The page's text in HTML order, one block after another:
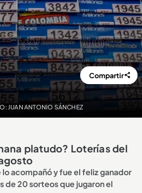
JUAN ANTONIO SÁNCHEZ
Compartir
platudo? Loterías del
lo acompañó y fue el feliz ganador
de 20 sorteos que jugaron el